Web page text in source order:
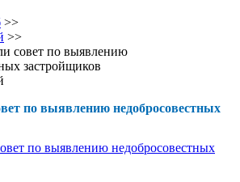
>>
>>
совет по выявлению
застройщиков
по выявлению недобросовестных